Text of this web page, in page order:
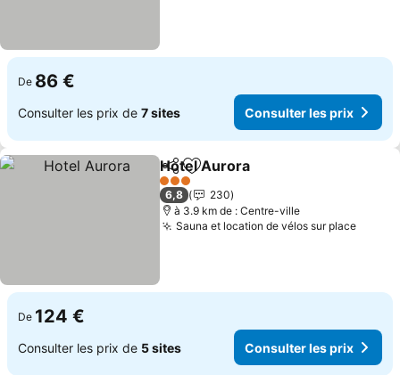
De 86 €
Consulter les prix de 7 sites Consulter les prix
PartagerAjouter à mes favoris
Hotel Aurora
3 Étoiles
6,8
230
à 3.9 km de : Centre-ville
Sauna et location de vélos sur place
De 124 €
Consulter les prix de 5 sites Consulter les prix